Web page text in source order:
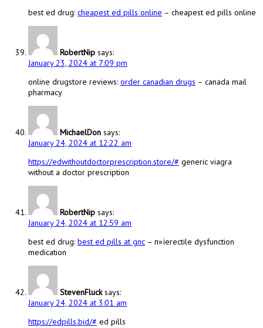
best ed drug: cheapest ed pills online – cheapest ed pills online
RobertNip says:
January 23, 2024 at 7:09 pm
online drugstore reviews: order canadian drugs – canada mail
pharmacy
MichaelDon says:
January 24, 2024 at 12:22 am
https://edwithoutdoctorprescription.store/# generic viagra
without a doctor prescription
RobertNip says:
January 24, 2024 at 12:59 am
best ed drug: best ed pills at gnc – п»їerectile dysfunction
medication
StevenFluck says:
January 24, 2024 at 3:01 am
https://edpills.bid/# ed pills